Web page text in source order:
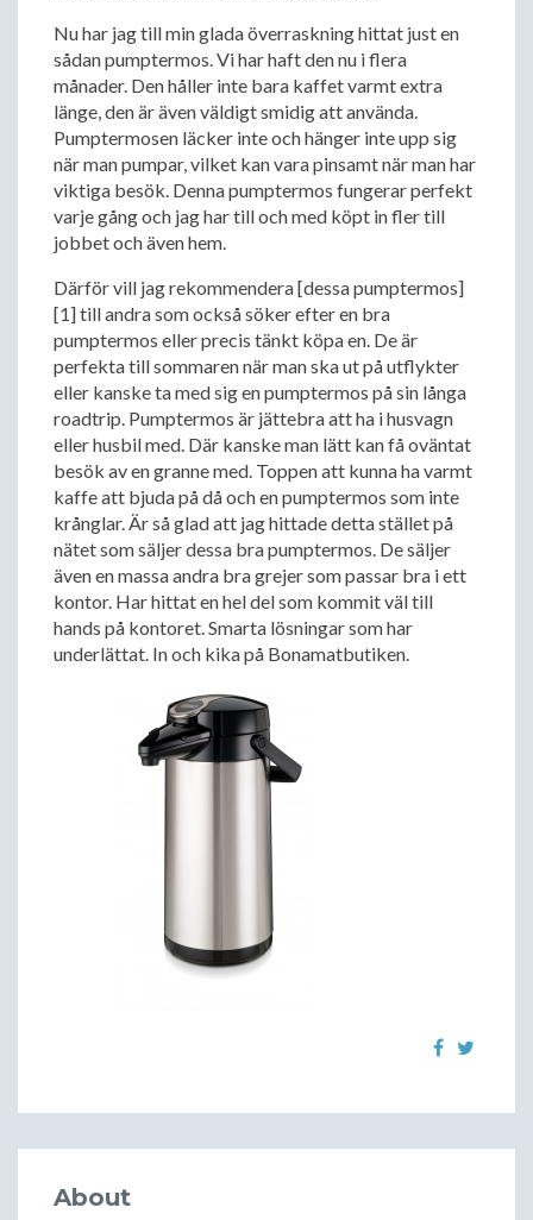
Nu har jag till min glada överraskning hittat just en
sådan pumptermos. Vi har haft den nu i flera
månader. Den håller inte bara kaffet varmt extra
länge, den är även väldigt smidig att använda.
Pumptermosen läcker inte och hänger inte upp sig
när man pumpar, vilket kan vara pinsamt när man har
viktiga besök. Denna pumptermos fungerar perfekt
varje gång och jag har till och med köpt in fler till
jobbet och även hem.
Därför vill jag rekommendera [dessa pumptermos]
[1] till andra som också söker efter en bra
pumptermos eller precis tänkt köpa en. De är
perfekta till sommaren när man ska ut på utflykter
eller kanske ta med sig en pumptermos på sin långa
roadtrip. Pumptermos är jättebra att ha i husvagn
eller husbil med. Där kanske man lätt kan få oväntat
besök av en granne med. Toppen att kunna ha varmt
kaffe att bjuda på då och en pumptermos som inte
krånglar. Är så glad att jag hittade detta stället på
nätet som säljer dessa bra pumptermos. De säljer
även en massa andra bra grejer som passar bra i ett
kontor. Har hittat en hel del som kommit väl till
hands på kontoret. Smarta lösningar som har
underlättat. In och kika på Bonamatbutiken.
About